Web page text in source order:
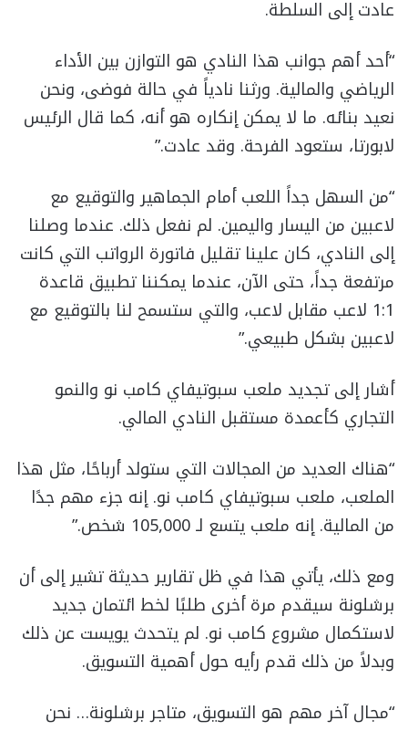
عادت إلى السلطة.
“أحد أهم جوانب هذا النادي هو التوازن بين الأداء
الرياضي والمالية. ورثنا نادياً في حالة فوضى، ونحن
نعيد بنائه. ما لا يمكن إنكاره هو أنه، كما قال الرئيس
لابورتا، ستعود الفرحة. وقد عادت.”
“من السهل جداً اللعب أمام الجماهير والتوقيع مع
لاعبين من اليسار واليمين. لم نفعل ذلك. عندما وصلنا
إلى النادي، كان علينا تقليل فاتورة الرواتب التي كانت
مرتفعة جداً، حتى الآن، عندما يمكننا تطبيق قاعدة
1:1 لاعب مقابل لاعب، والتي ستسمح لنا بالتوقيع مع
لاعبين بشكل طبيعي.”
أشار إلى تجديد ملعب سبوتيفاي كامب نو والنمو
التجاري كأعمدة مستقبل النادي المالي.
“هناك العديد من المجالات التي ستولد أرباحًا، مثل هذا
الملعب، ملعب سبوتيفاي كامب نو. إنه جزء مهم جدًا
من المالية. إنه ملعب يتسع لـ 105,000 شخص.”
ومع ذلك، يأتي هذا في ظل تقارير حديثة تشير إلى أن
برشلونة سيقدم مرة أخرى طلبًا لخط ائتمان جديد
لاستكمال مشروع كامب نو. لم يتحدث يويست عن ذلك
وبدلاً من ذلك قدم رأيه حول أهمية التسويق.
“مجال آخر مهم هو التسويق، متاجر برشلونة… نحن